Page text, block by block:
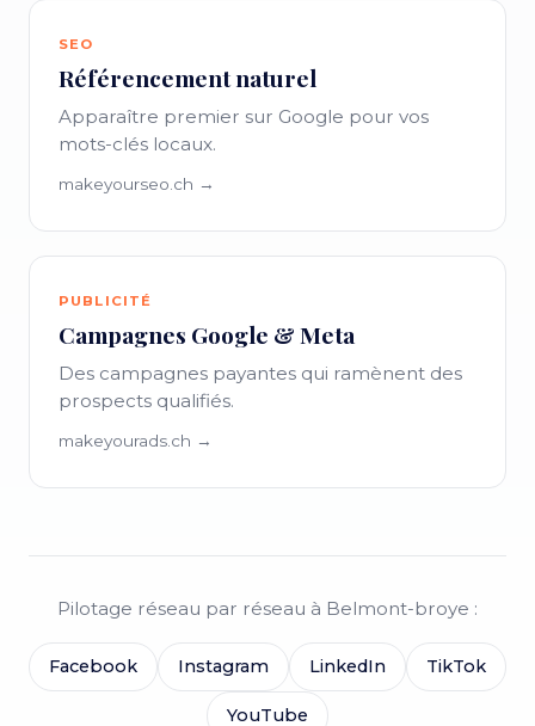
SEO
Référencement naturel
Apparaître premier sur Google pour vos
mots-clés locaux.
makeyourseo.ch →
PUBLICITÉ
Campagnes Google & Meta
Des campagnes payantes qui ramènent des
prospects qualifiés.
makeyourads.ch →
Pilotage réseau par réseau à Belmont-broye :
Facebook Instagram LinkedIn TikTok
YouTube